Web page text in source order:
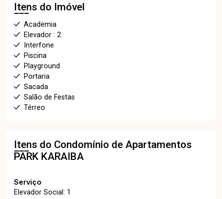
Itens do Imóvel
Academia
Elevador : 2
Interfone
Piscina
Playground
Portaria
Sacada
Salão de Festas
Térreo
Itens do Condomínio de Apartamentos
PARK KARAIBA
Serviço
Elevador Social: 1